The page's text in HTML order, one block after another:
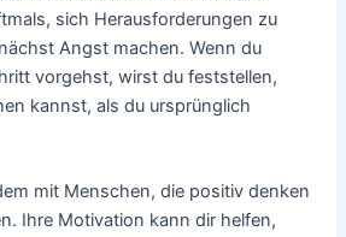
sich Herausforderungen zu
Angst machen. Wenn du
vorgehst, wirst du feststellen,
kannst, als du ursprünglich
mit Menschen, die positiv denken
Ihre Motivation kann dir helfen,